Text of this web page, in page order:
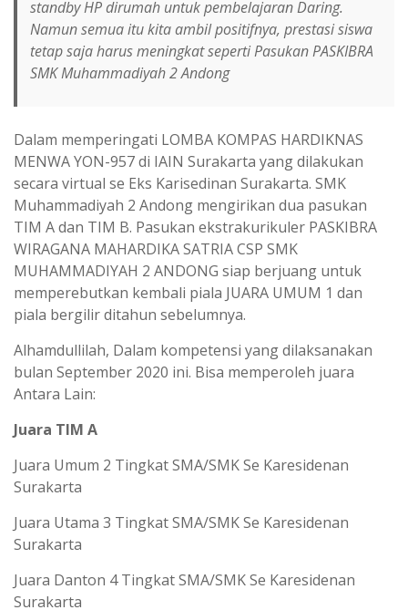
standby HP dirumah untuk pembelajaran Daring.
Namun semua itu kita ambil positifnya, prestasi siswa
tetap saja harus meningkat seperti Pasukan PASKIBRA
SMK Muhammadiyah 2 Andong
Dalam memperingati LOMBA KOMPAS HARDIKNAS
MENWA YON-957 di IAIN Surakarta yang dilakukan
secara virtual se Eks Karisedinan Surakarta. SMK
Muhammadiyah 2 Andong mengirikan dua pasukan
TIM A dan TIM B. Pasukan ekstrakurikuler PASKIBRA
WIRAGANA MAHARDIKA SATRIA CSP SMK
MUHAMMADIYAH 2 ANDONG siap berjuang untuk
memperebutkan kembali piala JUARA UMUM 1 dan
piala bergilir ditahun sebelumnya.
Alhamdullilah, Dalam kompetensi yang dilaksanakan
bulan September 2020 ini. Bisa memperoleh juara
Antara Lain:
Juara TIM A
Juara Umum 2 Tingkat SMA/SMK Se Karesidenan
Surakarta
Juara Utama 3 Tingkat SMA/SMK Se Karesidenan
Surakarta
Juara Danton 4 Tingkat SMA/SMK Se Karesidenan
Surakarta